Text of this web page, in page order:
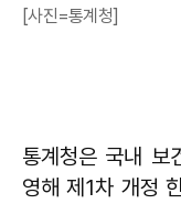
[사진=통계청]
통계청은 국내 보
영해 제1차 개정